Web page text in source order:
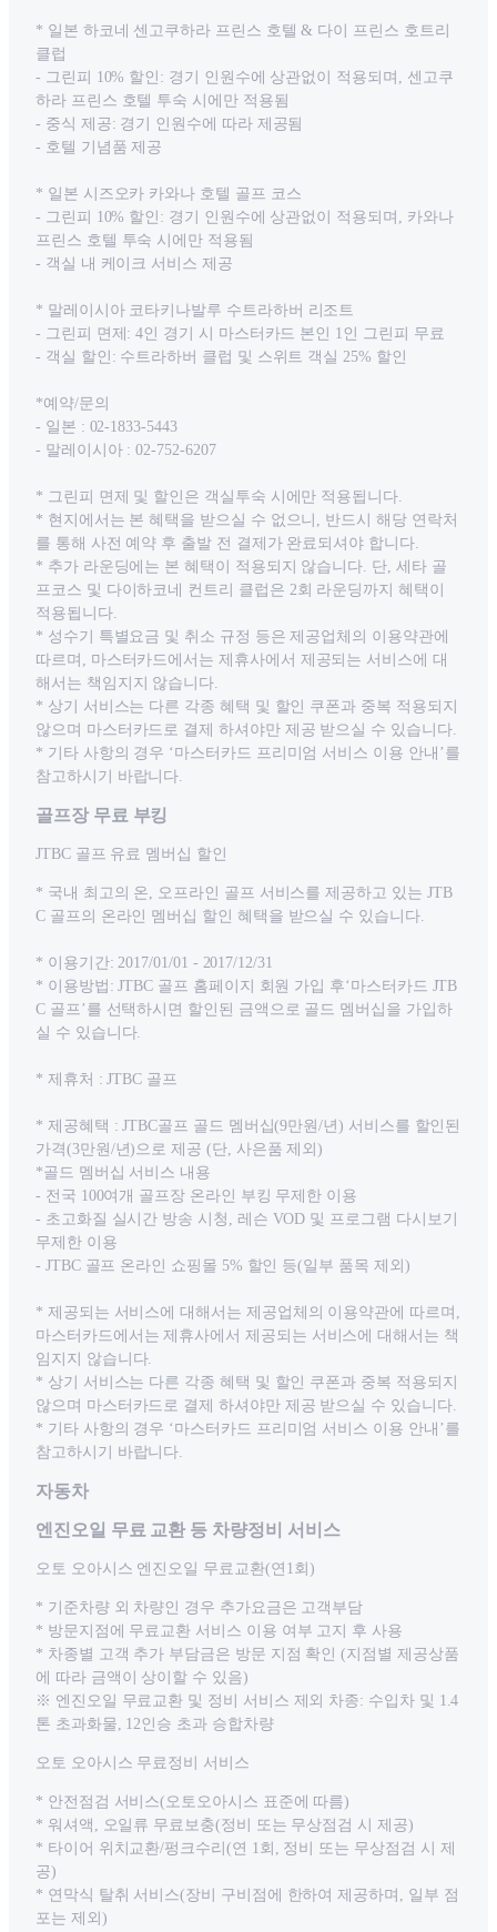
* 일본 하코네 센고쿠하라 프린스 호텔 & 다이 프린스 호트리
클럽
- 그린피 10% 할인: 경기 인원수에 상관없이 적용되며, 센고쿠
하라 프린스 호텔 투숙 시에만 적용됨
- 중식 제공: 경기 인원수에 따라 제공됨
- 호텔 기념품 제공
* 일본 시즈오카 카와나 호텔 골프 코스
- 그린피 10% 할인: 경기 인원수에 상관없이 적용되며, 카와나
프린스 호텔 투숙 시에만 적용됨
- 객실 내 케이크 서비스 제공
* 말레이시아 코타키나발루 수트라하버 리조트
- 그린피 면제: 4인 경기 시 마스터카드 본인 1인 그린피 무료
- 객실 할인: 수트라하버 클럽 및 스위트 객실 25% 할인
*예약/문의
- 일본 : 02-1833-5443
- 말레이시아 : 02-752-6207
* 그린피 면제 및 할인은 객실투숙 시에만 적용됩니다.
* 현지에서는 본 혜택을 받으실 수 없으니, 반드시 해당 연락처
를 통해 사전 예약 후 출발 전 결제가 완료되셔야 합니다.
* 추가 라운딩에는 본 혜택이 적용되지 않습니다. 단, 세타 골
프코스 및 다이하코네 컨트리 클럽은 2회 라운딩까지 혜택이
적용됩니다.
* 성수기 특별요금 및 취소 규정 등은 제공업체의 이용약관에
따르며, 마스터카드에서는 제휴사에서 제공되는 서비스에 대
해서는 책임지지 않습니다.
* 상기 서비스는 다른 각종 혜택 및 할인 쿠폰과 중복 적용되지
않으며 마스터카드로 결제 하셔야만 제공 받으실 수 있습니다.
* 기타 사항의 경우 ‘마스터카드 프리미엄 서비스 이용 안내’를
참고하시기 바랍니다.
골프장 무료 부킹
JTBC 골프 유료 멤버십 할인
* 국내 최고의 온, 오프라인 골프 서비스를 제공하고 있는 JTB
C 골프의 온라인 멤버십 할인 혜택을 받으실 수 있습니다.
* 이용기간: 2017/01/01 - 2017/12/31
* 이용방법: JTBC 골프 홈페이지 회원 가입 후‘마스터카드 JTB
C 골프’를 선택하시면 할인된 금액으로 골드 멤버십을 가입하
실 수 있습니다.
* 제휴처 : JTBC 골프
* 제공혜택 : JTBC골프 골드 멤버십(9만원/년) 서비스를 할인된
가격(3만원/년)으로 제공 (단, 사은품 제외)
*골드 멤버십 서비스 내용
- 전국 100여개 골프장 온라인 부킹 무제한 이용
- 초고화질 실시간 방송 시청, 레슨 VOD 및 프로그램 다시보기
무제한 이용
- JTBC 골프 온라인 쇼핑몰 5% 할인 등(일부 품목 제외)
* 제공되는 서비스에 대해서는 제공업체의 이용약관에 따르며,
마스터카드에서는 제휴사에서 제공되는 서비스에 대해서는 책
임지지 않습니다.
* 상기 서비스는 다른 각종 혜택 및 할인 쿠폰과 중복 적용되지
않으며 마스터카드로 결제 하셔야만 제공 받으실 수 있습니다.
* 기타 사항의 경우 ‘마스터카드 프리미엄 서비스 이용 안내’를
참고하시기 바랍니다.
자동차
엔진오일 무료 교환 등 차량정비 서비스
오토 오아시스 엔진오일 무료교환(연1회)
* 기준차량 외 차량인 경우 추가요금은 고객부담
* 방문지점에 무료교환 서비스 이용 여부 고지 후 사용
* 차종별 고객 추가 부담금은 방문 지점 확인 (지점별 제공상품
에 따라 금액이 상이할 수 있음)
※ 엔진오일 무료교환 및 정비 서비스 제외 차종: 수입차 및 1.4
톤 초과화물, 12인승 초과 승합차량
오토 오아시스 무료정비 서비스
* 안전점검 서비스(오토오아시스 표준에 따름)
* 워셔액, 오일류 무료보충(정비 또는 무상점검 시 제공)
* 타이어 위치교환/펑크수리(연 1회, 정비 또는 무상점검 시 제
공)
* 연막식 탈취 서비스(장비 구비점에 한하여 제공하며, 일부 점
포는 제외)